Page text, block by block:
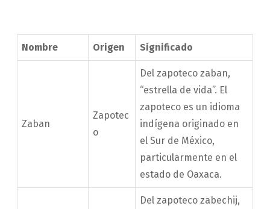
Nombre Origen Significado
Zaban
Zapotec
o
Del zapoteco zaban,
“estrella de vida”. El
zapoteco es un idioma
indígena originado en
el Sur de México,
particularmente en el
estado de Oaxaca.
Del zapoteco zabechij,